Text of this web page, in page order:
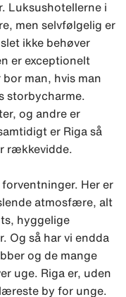
Luksushotellerne i
men selvfølgelig er
ikke behøver
er exceptionelt
man, hvis man
storbycharme.
og andre er
er Riga så
rækkevidde.
Her er
atmosfære, alt
hyggelige
Og så har vi endda
og de mange
uge. Riga er, uden
by for unge.